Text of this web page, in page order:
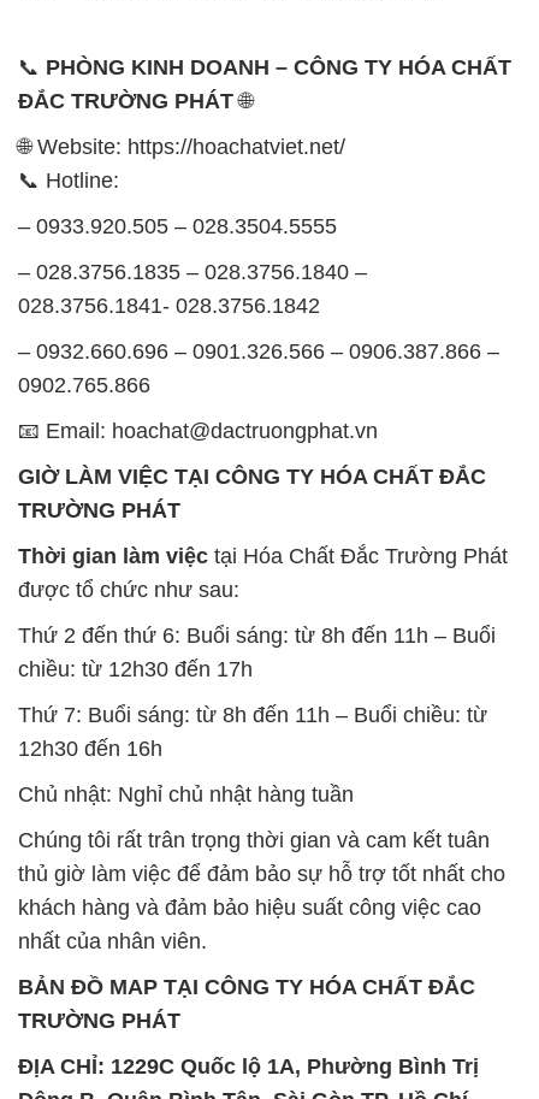
📞 PHÒNG KINH DOANH – CÔNG TY HÓA CHẤT
ĐẮC TRƯỜNG PHÁT🌐
🌐 Website: https://hoachatviet.net/
📞 Hotline:
– 0933.920.505 – 028.3504.5555
– 028.3756.1835 – 028.3756.1840 –
028.3756.1841- 028.3756.1842
– 0932.660.696 – 0901.326.566 – 0906.387.866 –
0902.765.866
📧 Email: hoachat@dactruongphat.vn
GIỜ LÀM VIỆC TẠI CÔNG TY HÓA CHẤT ĐẮC
TRƯỜNG PHÁT
Thời gian làm việc tại Hóa Chất Đắc Trường Phát
được tổ chức như sau:
Thứ 2 đến thứ 6: Buổi sáng: từ 8h đến 11h – Buổi
chiều: từ 12h30 đến 17h
Thứ 7: Buổi sáng: từ 8h đến 11h – Buổi chiều: từ
12h30 đến 16h
Chủ nhật: Nghỉ chủ nhật hàng tuần
Chúng tôi rất trân trọng thời gian và cam kết tuân
thủ giờ làm việc để đảm bảo sự hỗ trợ tốt nhất cho
khách hàng và đảm bảo hiệu suất công việc cao
nhất của nhân viên.
BẢN ĐỒ MAP TẠI CÔNG TY HÓA CHẤT ĐẮC
TRƯỜNG PHÁT
ĐỊA CHỈ: 1229C Quốc lộ 1A, Phường Bình Trị